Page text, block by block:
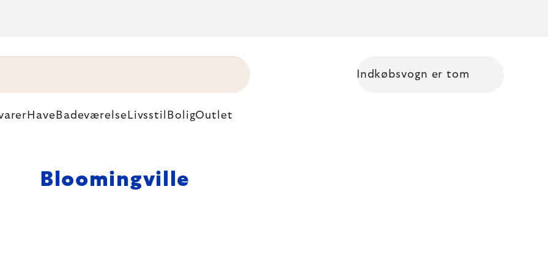
Shopping cart
Indkøbsvogn er tom
Have Badeværelse Livsstil BoligOutlet
Bloomingville